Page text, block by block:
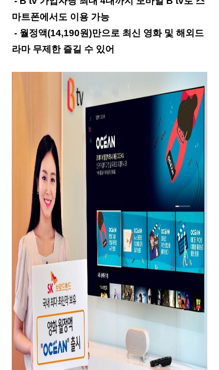
마트폰에서도 이용 가능
- 월정액(14,190원)만으로 최신 영화 및 해외드
라마 무제한 즐길 수 있어